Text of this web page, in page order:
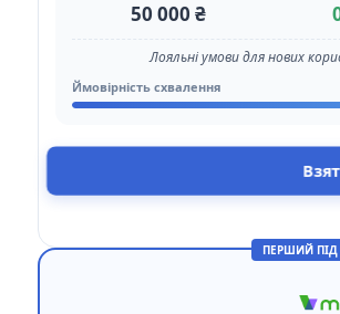
50 000 ₴
Лояльні умови для нових
Ймовірність схвалення
ПЕРШИЙ ПІД